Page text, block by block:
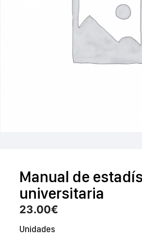
Manual de
universitaria
23.00€
Unidades